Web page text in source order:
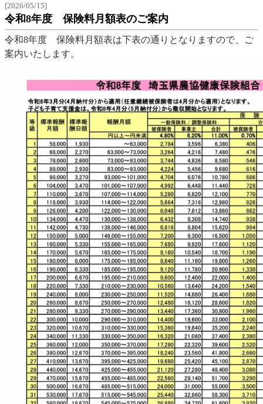
[2026/05/15]
令和8年度 保険料月額表のご案内
令和8年度 保険料月額表は下表の通りとなりますので、ご
案内いたします。